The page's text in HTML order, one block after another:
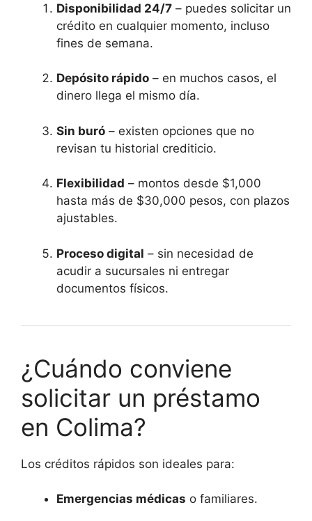
Disponibilidad 24/7 – puedes solicitar un
crédito en cualquier momento, incluso
fines de semana.
Depósito rápido – en muchos casos, el
dinero llega el mismo día.
Sin buró – existen opciones que no
revisan tu historial crediticio.
Flexibilidad – montos desde $1,000
hasta más de $30,000 pesos, con plazos
ajustables.
Proceso digital – sin necesidad de
acudir a sucursales ni entregar
documentos físicos.
¿Cuándo conviene
solicitar un préstamo
en Colima?
Los créditos rápidos son ideales para:
Emergencias médicas o familiares.